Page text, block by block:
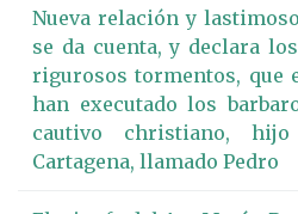
Nueva relación y
se da cuenta, y declara
rigurosos tormentos, que
han executado los
cautivo christiano,
Cartagena, llamado Pedro